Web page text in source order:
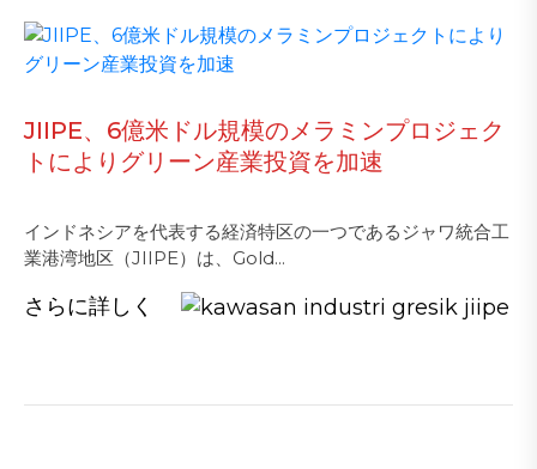
JIIPE、6億米ドル規模のメラミンプロジェク
トによりグリーン産業投資を加速
インドネシアを代表する経済特区の一つであるジャワ統合工
業港湾地区（JIIPE）は、Gold...
さらに詳しく